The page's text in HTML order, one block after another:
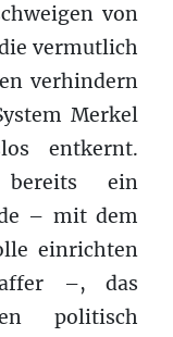
von
vermutlich
verhindern
Merkel
entkernt.
ein
– mit dem
einrichten
–, das
politisch